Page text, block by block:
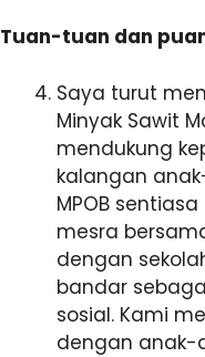
Tuan-tuan dan
Saya turut
Minyak Sawit
mendukung
kalangan
MPOB
mesra
dengan
bandar
sosial. Kami
dengan anak-